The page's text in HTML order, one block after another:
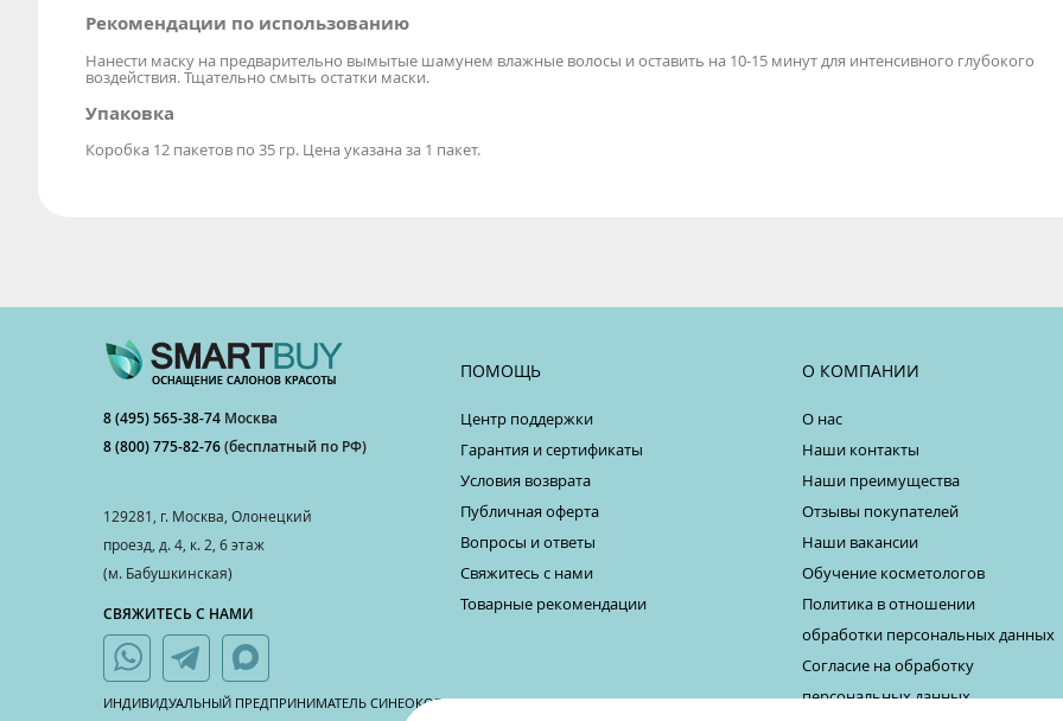
Рекомендации по использованию
Нанести маску на предварительно вымытые шамунем влажные волосы и оставить на 10-15 минут для интенсивного глубокого
воздействия. Тщательно смыть остатки маски.
Упаковка
Коробка 12 пакетов по 35 гр. Цена указана за 1 пакет.
8 (495) 565-38-74 Москва
8 (800) 775-82-76(бесплатный по РФ)
129281, г. Москва, Олонецкий
проезд, д. 4, к. 2, 6 этаж
(м. Бабушкинская)
СВЯЖИТЕСЬ С НАМИ
ИНДИВИДУАЛЬНЫЙ ПРЕДПРИНИМАТЕЛЬ СИНЕОКОВ
ПОМОЩЬ
Центр поддержки
Гарантия и сертификаты
Условия возврата
Публичная оферта
Вопросы и ответы
Свяжитесь с нами
Товарные рекомендации
О КОМПАНИИ
О нас
Наши контакты
Наши преимущества
Отзывы покупателей
Наши вакансии
Обучение косметологов
Политика в отношении
обработки персональных данных
Согласие на обработку
персональных данных